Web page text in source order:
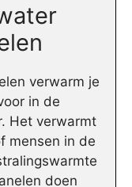
verwarm je
in de
Het verwarmt
mensen in de
doen